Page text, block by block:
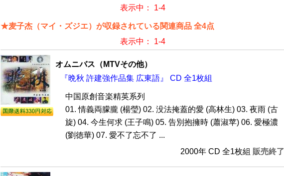
表示中： 1-4
★麦子杰（マイ・ズジエ）が収録されている関連商品 全4点
表示中： 1-4
オムニバス（MTVその他）
『晩秋 許建強作品集 広東語』 CD 全1枚組
中国原創音楽精英系列
01. 情義両朦朧 (楊瑩) 02. 没法掩蓋的愛 (高林生) 03. 夜雨 (古
旋) 04. 今生何求 (王子鳴) 05. 告別抱擁時 (蕭淑苹) 06. 愛極濃
(劉徳華) 07. 愛不了忘不了 ...
2000年 CD 全1枚組 販売終了